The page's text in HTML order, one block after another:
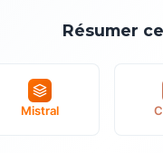
Résumer
Mistral